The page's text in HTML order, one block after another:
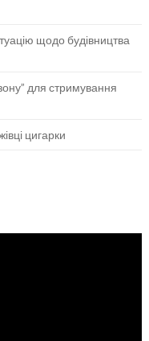
щодо будівництва
для стримування
цигарки